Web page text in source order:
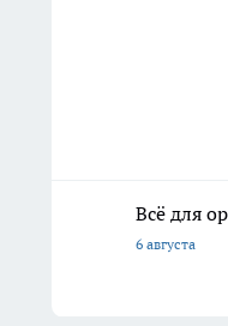
Всё для
6 августа